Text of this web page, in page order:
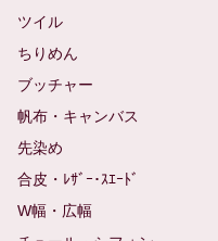
ツイル
ちりめん
ブッチャー
帆布・キャンバス
先染め
合皮・ﾚｻﾞｰ･ｽｴｰﾄﾞ
W幅・広幅